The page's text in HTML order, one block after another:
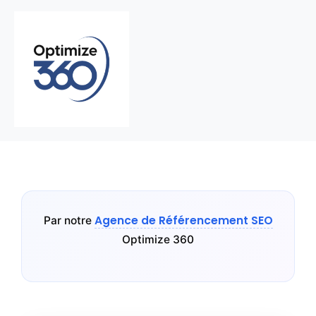
Par notre Agence de Référencement SEO
Optimize 360